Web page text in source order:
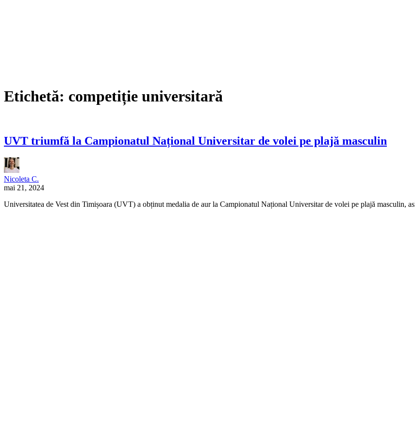
Etichetă: competiție universitară
UVT triumfă la Campionatul Național Universitar de volei pe plajă masculin
Nicoleta C.
mai 21, 2024
Universitatea de Vest din Timișoara (UVT) a obținut medalia de aur la Campionatul Național Universitar de volei pe plajă masculin,